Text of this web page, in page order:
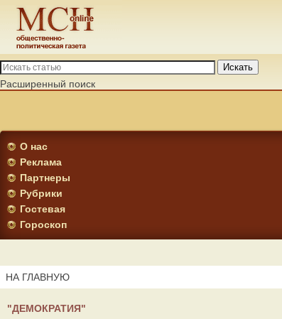
Искать
Расширенный поиск
О нас
Реклама
Партнеры
Рубрики
Гостевая
Гороскоп
НА ГЛАВНУЮ
"ДЕМОКРАТИЯ"